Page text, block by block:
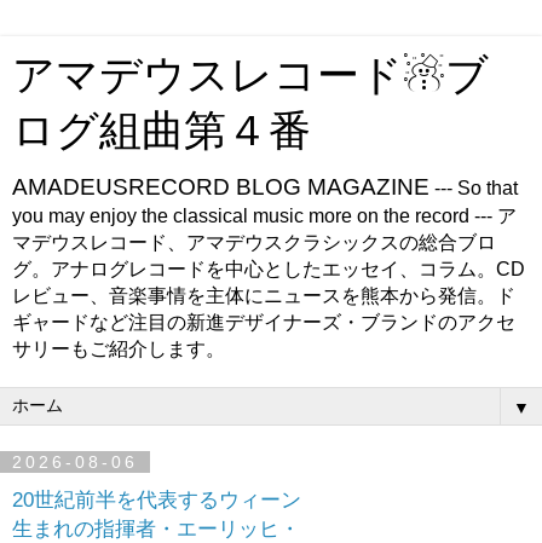
アマデウスレコード☃ブ
ログ組曲第４番
AMADEUSRECORD BLOG MAGAZINE --- So that
you may enjoy the classical music more on the record --- ア
マデウスレコード、アマデウスクラシックスの総合ブロ
グ。アナログレコードを中心としたエッセイ、コラム。CD
レビュー、音楽事情を主体にニュースを熊本から発信。ド
ギャードなど注目の新進デザイナーズ・ブランドのアクセ
サリーもご紹介します。
▼
2026-08-06
20世紀前半を代表するウィーン
生まれの指揮者・エーリッヒ・